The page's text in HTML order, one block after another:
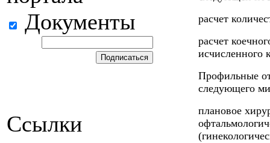
Документы
Ссылки
расчет
расчет
исчисленного
Профильные
следующего
плановое